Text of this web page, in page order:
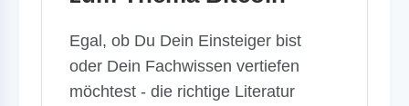
Egal, ob Du Dein Einsteiger bist
oder Dein Fachwissen vertiefen
möchtest - die richtige Literatur